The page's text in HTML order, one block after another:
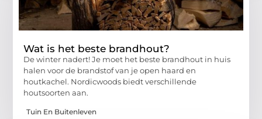
Wat is het beste brandhout?
De winter nadert! Je moet het beste brandhout in huis
halen voor de brandstof van je open haard en
houtkachel. Nordicwoods biedt verschillende
houtsoorten aan.
Tuin En Buitenleven